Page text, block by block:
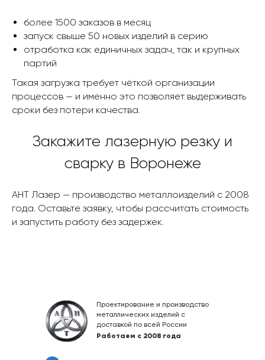
более 1500 заказов в месяц
запуск свыше 50 новых изделий в серию
отработка как единичных задач, так и крупных
партий
Такая загрузка требует чёткой организации
процессов — и именно это позволяет выдерживать
сроки без потери качества.
Закажите лазерную резку и
сварку в Воронеже
АНТ Лазер — производство металлоизделий с 2008
года. Оставьте заявку, чтобы рассчитать стоимость
и запустить работу без задержек.
Проектирование и производство
металлических изделий с
доставкой по всей России
Работаем с 2008 года